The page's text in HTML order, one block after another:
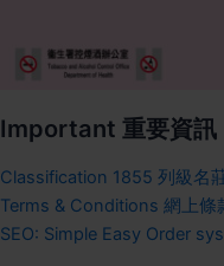
Important 重要資訊
Classification 1855 列級名
Terms & Conditions 網上條
SEO: Simple Easy Order